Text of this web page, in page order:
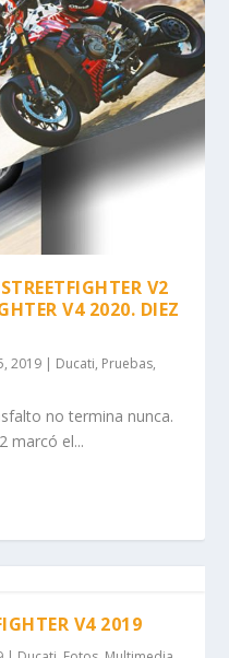
V2
V4 2020. DIEZ
2019 | Ducati, Pruebas,
no termina nunca.
marcó el...
V4 2019